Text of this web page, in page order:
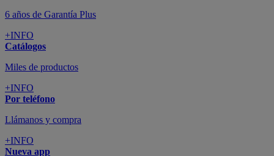
6 años de Garantía Plus
+INFO
Catálogos
Miles de productos
+INFO
Por teléfono
Llámanos y compra
+INFO
Nueva app